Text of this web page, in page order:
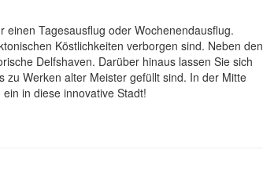
Tagesausflug oder Wochenendausflug.
Köstlichkeiten verborgen sind. Neben den
Delfshaven. Darüber hinaus lassen Sie sich
Werken alter Meister gefüllt sind. In der Mitte
in diese innovative Stadt!